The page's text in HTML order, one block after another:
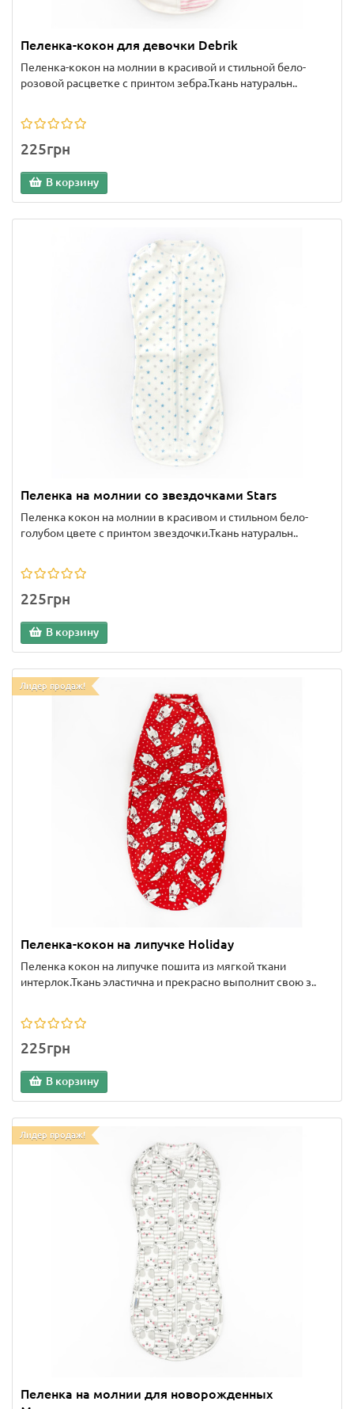
Пеленка-кокон для девочки Debrik
Пеленка-кокон на молнии в красивой и стильной бело-
розовой расцветке с принтом зебра.Ткань натуральн..
225грн
В корзину
Пеленка на молнии со звездочками Stars
Пеленка кокон на молнии в красивом и стильном бело-
голубом цвете с принтом звездочки.Ткань натуральн..
225грн
В корзину
Лидер продаж!
Пеленка-кокон на липучке Holiday
Пеленка кокон на липучке пошита из мягкой ткани
интерлок.Ткань эластична и прекрасно выполнит свою з..
225грн
В корзину
Лидер продаж!
Пеленка на молнии для новорожденных